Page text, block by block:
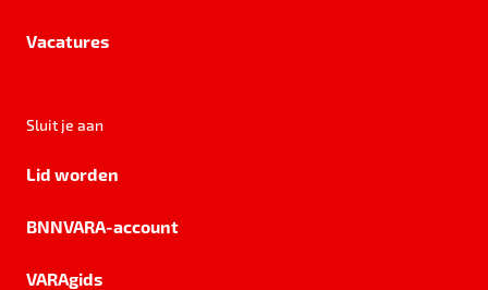
Vacatures
Sluit je aan
Lid worden
BNNVARA-account
VARAgids